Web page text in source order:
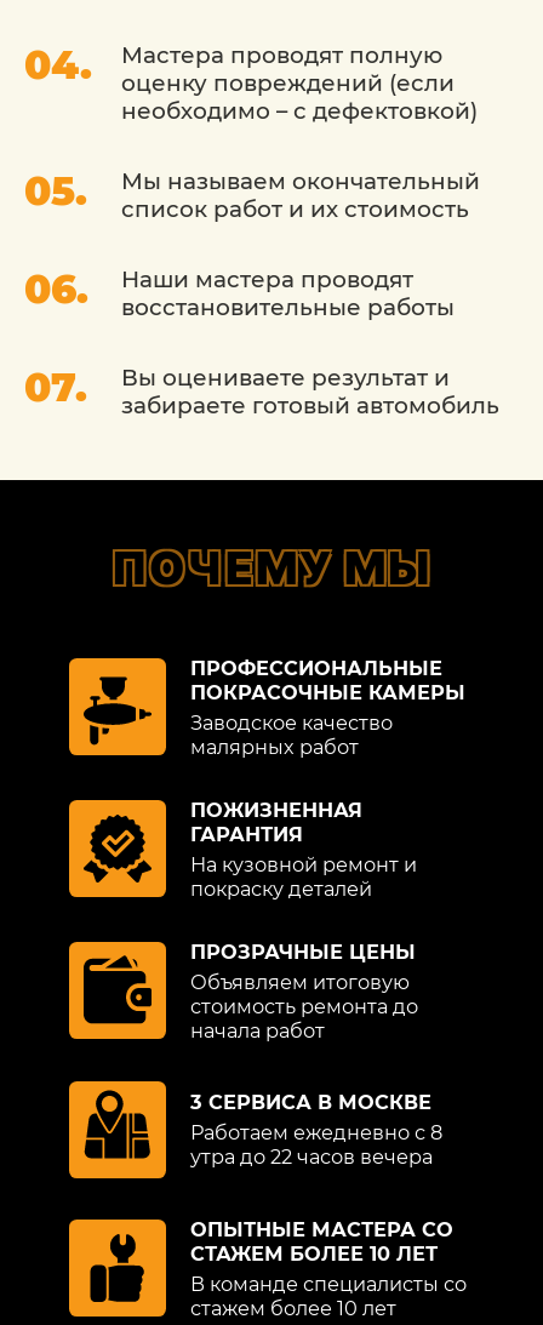
Мастера проводят полную
оценку повреждений (если
необходимо – с дефектовкой)
Мы называем окончательный
список работ и их стоимость
Наши мастера проводят
восстановительные работы
Вы оцениваете результат и
забираете готовый автомобиль
ПОЧЕМУ МЫ
ПРОФЕССИОНАЛЬНЫЕ
ПОКРАСОЧНЫЕ КАМЕРЫ
Заводское качество
малярных работ
ПОЖИЗНЕННАЯ
ГАРАНТИЯ
На кузовной ремонт и
покраску деталей
ПРОЗРАЧНЫЕ ЦЕНЫ
Объявляем итоговую
стоимость ремонта до
начала работ
3 СЕРВИСА В МОСКВЕ
Работаем ежедневно с 8
утра до 22 часов вечера
ОПЫТНЫЕ МАСТЕРА СО
СТАЖЕМ БОЛЕЕ 10 ЛЕТ
В команде специалисты со
стажем более 10 лет